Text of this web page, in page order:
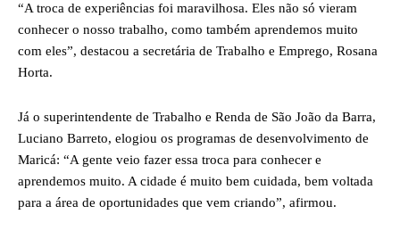
“A troca de experiências foi maravilhosa. Eles não só vieram
conhecer o nosso trabalho, como também aprendemos muito
com eles”, destacou a secretária de Trabalho e Emprego, Rosana
Horta.
Já o superintendente de Trabalho e Renda de São João da Barra,
Luciano Barreto, elogiou os programas de desenvolvimento de
Maricá: “A gente veio fazer essa troca para conhecer e
aprendemos muito. A cidade é muito bem cuidada, bem voltada
para a área de oportunidades que vem criando”, afirmou.